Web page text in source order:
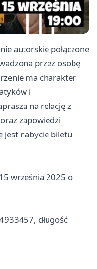
autorskie połączone
przez osobę
ma charakter
i
na relację z
zapowiedzi
jest nabycie biletu
września 2025 o
długość